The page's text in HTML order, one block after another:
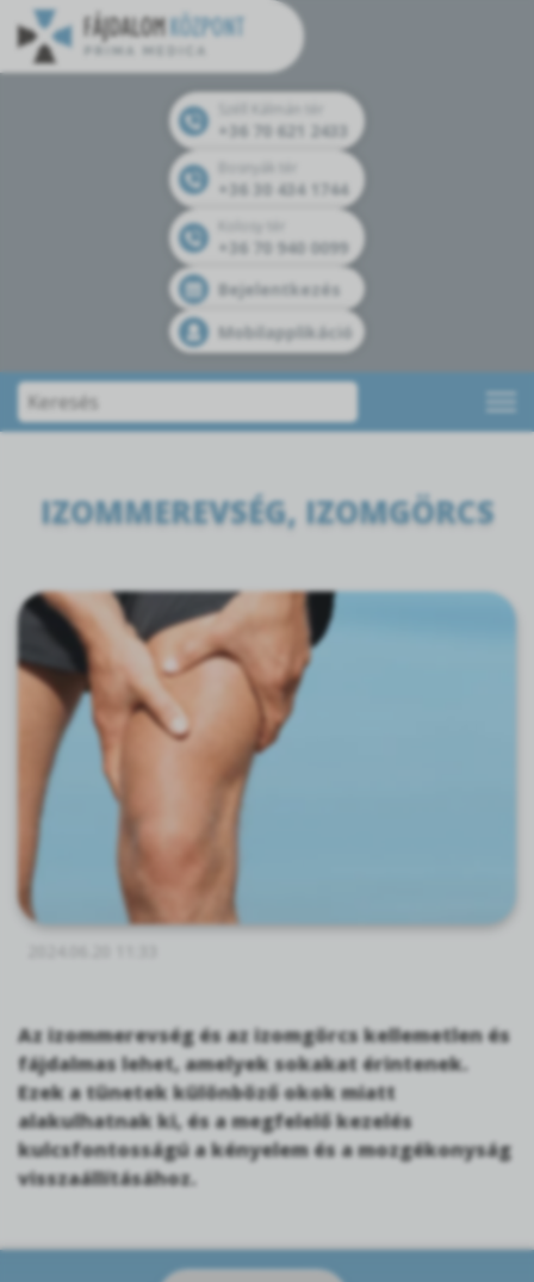
+36 70 621 2433
+36 30 434 1744
+36 70 940 0099
Bejelentkezés
Mobilapplikáció
IZOMMEREVSÉG, IZOMGÖRCS
Az izommerevség és az izomgörcs kellemetlen és
fájdalmas lehet, amelyek sokakat érintenek.
Ezek a tünetek különböző okok miatt
alakulhatnak ki, és a megfelelő kezelés
kulcsfontosságú a kényelem és a mozgékonyság
visszaállításához.